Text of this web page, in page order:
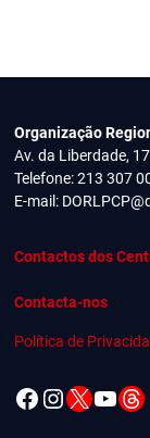
Organização
Av. da Liberdade,
Telefone: 213 307
E-mail:
Contactos dos
Contacta-nos
Política de
Facebook
Instagram
X